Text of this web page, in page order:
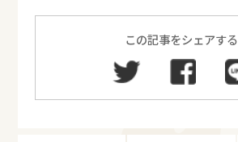
この記事をシェアする